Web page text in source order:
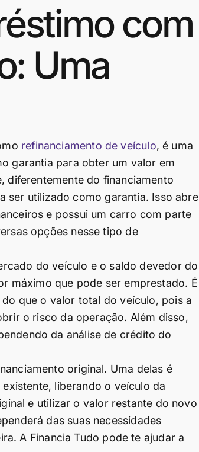
com
Uma
refinanciamento de veículo, é uma
garantia para obter um valor em
diferentemente do financiamento
ser utilizado como garantia. Isso abre
e possui um carro com parte
opções nesse tipo de
do veículo e o saldo devedor do
máximo que pode ser emprestado. É
que o valor total do veículo, pois a
o risco da operação. Além disso,
da análise de crédito do
original. Uma delas é
liberando o veículo da
e utilizar o valor restante do novo
das suas necessidades
A Financia Tudo pode te ajudar a